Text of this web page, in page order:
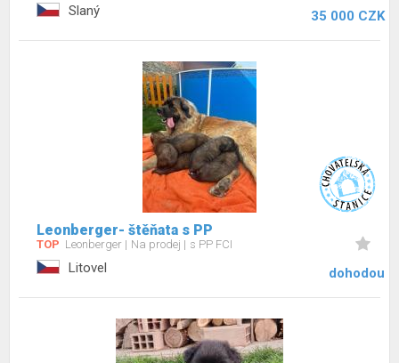
Slaný 35 000 CZK
Leonberger- štěňata s PP
TOP Leonberger Na prodej s PP FCI
Litovel dohodou